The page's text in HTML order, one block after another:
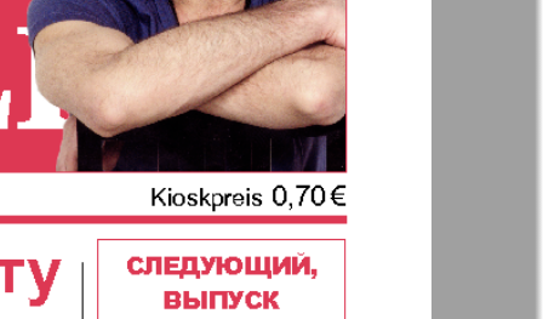
5
17
23
Panorama-mir
время Русский вояж